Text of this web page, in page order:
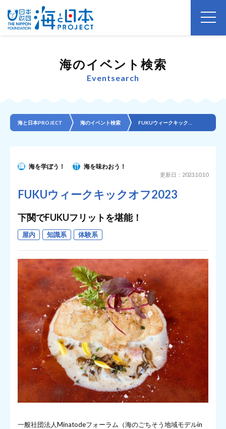
海のイベント検索
Eventsearch
海と日本PROJECT 海のイベント検索
海を学ぼう！ 海を味わおう！
更新日：2023.10.10
FUKUウィークキックオフ2023
下関でFUKUフリットを堪能！
屋内 知識系 体験系
一般社団法人Minatodeフォーラム（海のごちそう地域モデルin